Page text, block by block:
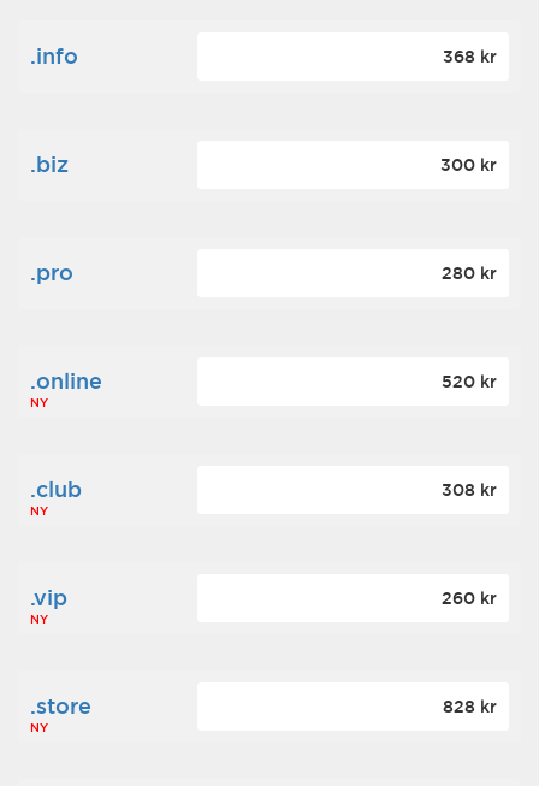
.info 368 kr
.biz 300 kr
.pro 280 kr
.online
NY
520 kr
.club
NY
308 kr
.vip
NY
260 kr
.store
NY
828 kr